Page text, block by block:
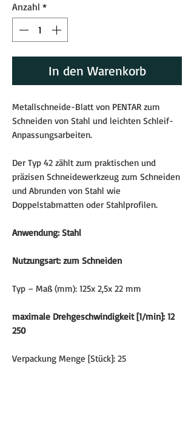
Anzahl *
In den Warenkorb
Metallschneide-Blatt von PENTAR zum
Schneiden von Stahl und leichten Schleif-
Anpassungsarbeiten.
Der Typ 42 zählt zum praktischen und
präzisen Schneidewerkzeug zum Schneiden
und Abrunden von Stahl wie
Doppelstabmatten oder Stahlprofilen.
Anwendung: Stahl
Nutzungsart: zum Schneiden
Typ – Maß (mm): 125x 2,5x 22 mm
maximale Drehgeschwindigkeit [1/min]: 12
250
Verpackung Menge [Stück]: 25